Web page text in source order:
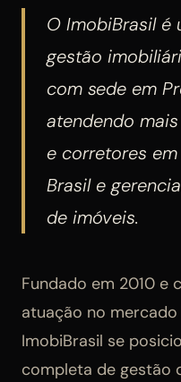
O ImobiBrasil é
gestão
com sede em
atendendo
e corretores
Brasil e
de imóveis.
Fundado em 2010 e
atuação no
ImobiBrasil se
completa de gestão